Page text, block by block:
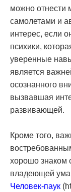
можно отнести
самолетами и
интерес, если
психики,
уверенные
является
осознанного
вызвавшая
развивающей.
Кроме того,
хорошо знаком
владеющей
Человек-паук